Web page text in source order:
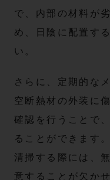
で、内部の材料が
め、日陰に配置す
い。
さらに、定期的な
空断熱材の外装に
確認を行うことで
ることができます
清掃する際には、
意することが欠か